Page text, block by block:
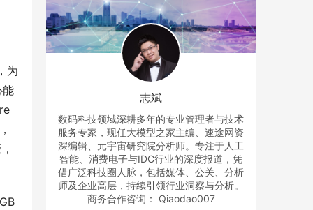
为
能
志斌
数码科技领域深耕多年的专业管理者与技术
服务专家，现任大模型之家主编、速途网资
深编辑、元宇宙研究院分析师。专注于人工
智能、消费电子与IDC行业的深度报道，凭
借广泛科技圈人脉，包括媒体、公关、分析
师及企业高层，持续引领行业洞察与分析。
商务合作咨询： Qiaodao007